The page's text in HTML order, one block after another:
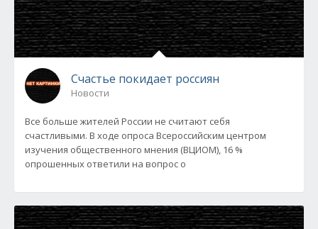
Счастье покидает россиян
Новости
Все больше жителей России не считают себя
счастливыми. В ходе опроса Всероссийским центром
изучения общественного мнения (ВЦИОМ), 16 %
опрошенных ответили на вопрос о